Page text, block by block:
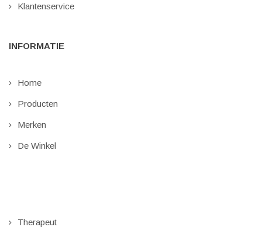
Klantenservice
INFORMATIE
Home
Producten
Merken
De Winkel
Therapeut